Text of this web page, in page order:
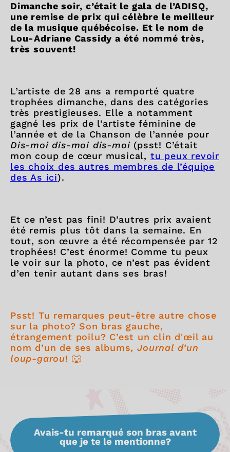
Dimanche soir, c’était le gala de l’ADISQ,
une remise de prix qui célèbre le meilleur
de la musique québécoise. Et le nom de
Lou-Adriane Cassidy a été nommé très,
très souvent!
L’artiste de 28 ans a remporté quatre
trophées dimanche, dans des catégories
très prestigieuses. Elle a notamment
gagné les prix de l’artiste féminine de
l’année et de la Chanson de l’année pour
Dis-moi dis-moi dis-moi (psst! C’était
mon coup de cœur musical, tu peux revoir
les choix des autres membres de l’équipe
des As ici).
Et ce n’est pas fini! D’autres prix avaient
été remis plus tôt dans la semaine. En
tout, son œuvre a été récompensée par 12
trophées! C’est énorme! Comme tu peux
le voir sur la photo, ce n’est pas évident
d’en tenir autant dans ses bras!
Psst! Tu remarques peut-être autre chose
sur la photo? Son bras gauche,
étrangement poilu? C’est un clin d'œil au
nom d’un de ses albums, Journal d’un
loup-garou! 🐺
Avais-tu remarqué son bras avant
que je te le mentionne?